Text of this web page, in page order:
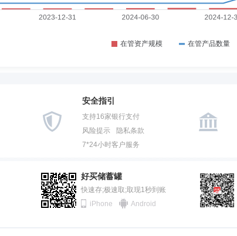
安全指引
支持16家银行支付
风险提示
隐私条款
7*24小时客户服务
好买储蓄罐
快速存;极速取;取现1秒到账
iPhone
Android